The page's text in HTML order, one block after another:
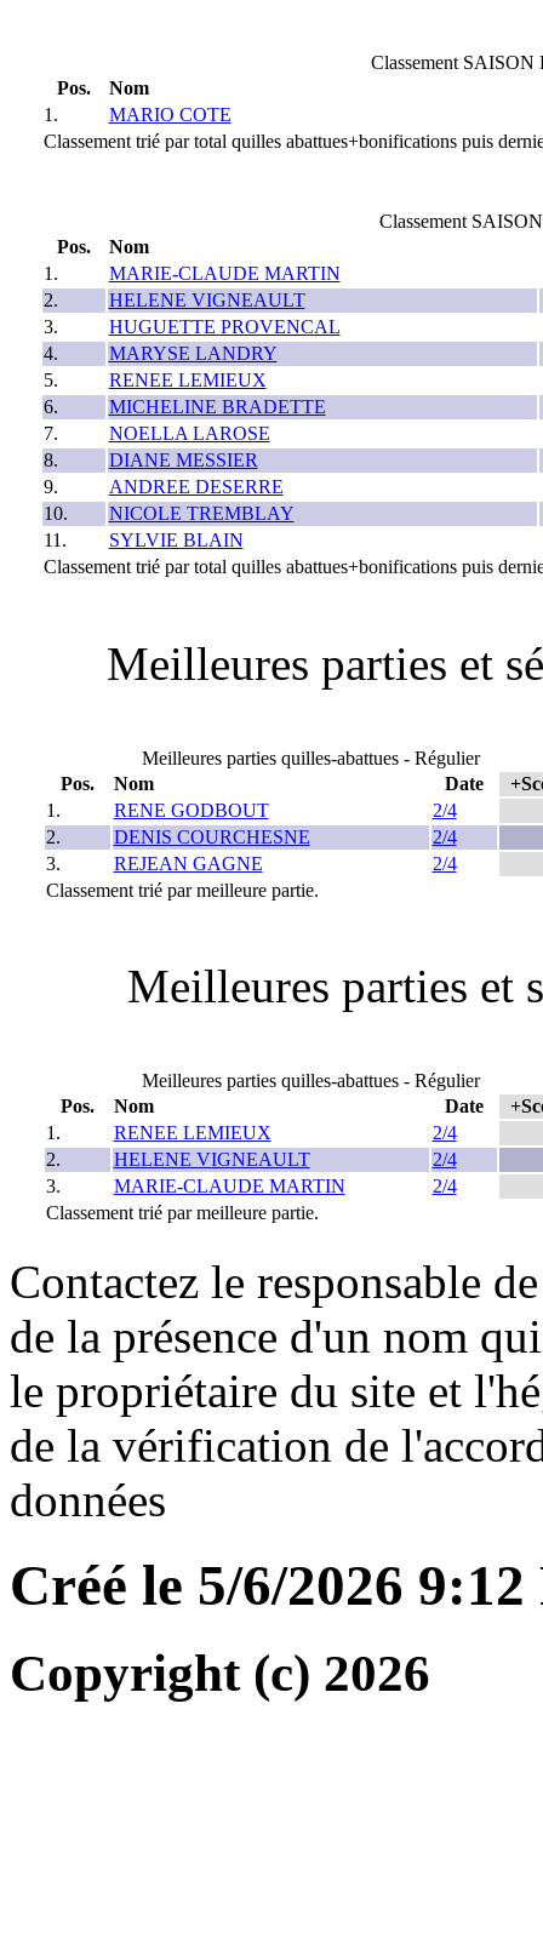
Classement
Pos.
Nom
1.
MARIO COTE
Classement trié par total quilles abattues+bonifications puis
Classement
Pos.
Nom
1.
MARIE-CLAUDE MARTIN
2.
HELENE VIGNEAULT
3.
HUGUETTE PROVENCAL
4.
MARYSE LANDRY
5.
RENEE LEMIEUX
6.
MICHELINE BRADETTE
7.
NOELLA LAROSE
8.
DIANE MESSIER
9.
ANDREE DESERRE
10.
NICOLE TREMBLAY
11.
SYLVIE BLAIN
Classement trié par total quilles abattues+bonifications puis
Meilleures parties et
Meilleures parties quilles-abattues - Régulier
Pos.
Nom Date
1.
RENE GODBOUT
2/4
2.
DENIS COURCHESNE
2/4
3.
REJEAN GAGNE
2/4
Classement trié par meilleure partie.
Meilleures parties et
Meilleures parties quilles-abattues - Régulier
Pos.
Nom Date
1.
RENEE LEMIEUX
2/4
2.
HELENE VIGNEAULT
2/4
3.
MARIE-CLAUDE MARTIN
2/4
Classement trié par meilleure partie.
Contactez le responsable
de la présence d'un nom
le propriétaire du site et
de la vérification de
données
Créé le 5/6/2026
Copyright (c) 2026